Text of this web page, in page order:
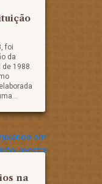
foi
da
1988.
na